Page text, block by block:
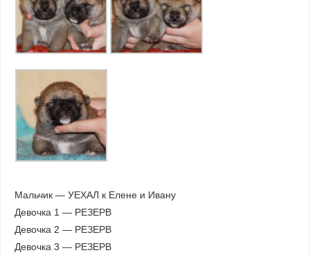
Мальчик — УЕХАЛ к Елене и Ивану
Девочка 1 — РЕЗЕРВ
Девочка 2 — РЕЗЕРВ
Девочка 3 — РЕЗЕРВ